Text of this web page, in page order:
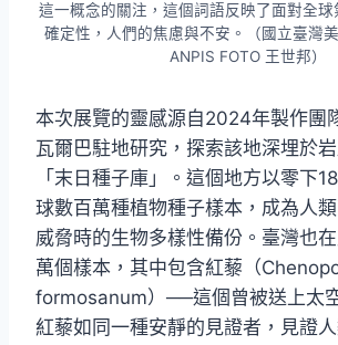
這一概念的關注，這個詞語反映了面對全
確定性，人們的焦慮與不安。（國立臺灣
ANPIS FOTO 王世邦）
本次展覽的靈感源自2024年製作團
瓦爾巴駐地研究，探索該地深埋於
「末日種子庫」。這個地方以零下
球數百萬種植物種子樣本，成為人
威脅時的生物多樣性備份。臺灣也
萬個樣本，其中包含紅藜（
formosanum）──這個曾被送上太
紅藜如同一種安靜的見證者，見證